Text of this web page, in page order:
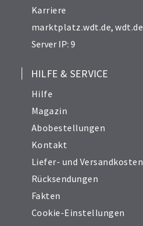
Karriere
marktplatz.wdt.de,wdt.de
Server IP: 9
HILFE & SERVICE
Hilfe
Magazin
Abobestellungen
Kontakt
Liefer- und Versandkosten
Rücksendungen
Fakten
Cookie-Einstellungen